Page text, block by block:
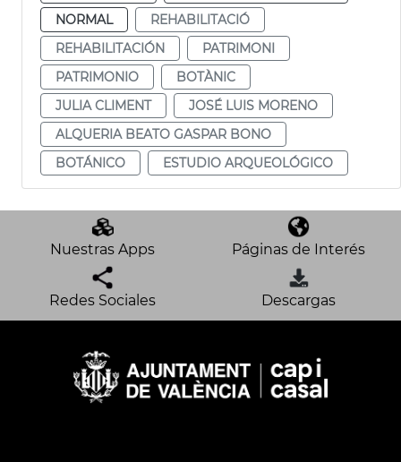
NORMAL
REHABILITACIÓ
REHABILITACIÓN
PATRIMONI
PATRIMONIO
BOTÀNIC
JULIA CLIMENT
JOSÉ LUIS MORENO
ALQUERIA BEATO GASPAR BONO
BOTÁNICO
ESTUDIO ARQUEOLÓGICO
Nuestras Apps Páginas de Interés
Redes Sociales Descargas